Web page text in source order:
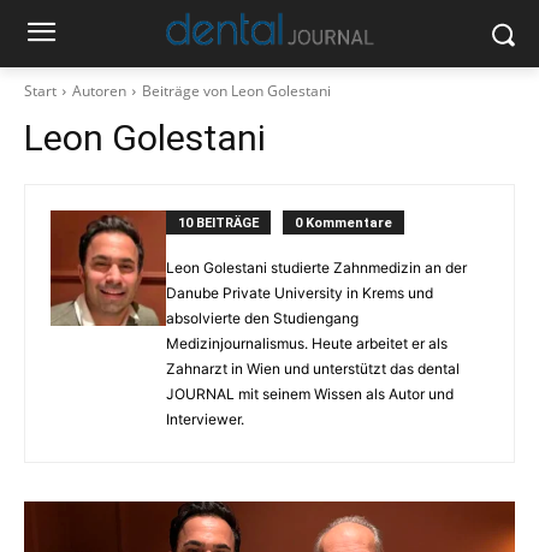
Start Autoren Beiträge von Leon Golestani
Leon Golestani
10 BEITRÄGE 0 Kommentare
Leon Golestani studierte Zahnmedizin an der
Danube Private University in Krems und
absolvierte den Studiengang
Medizinjournalismus. Heute arbeitet er als
Zahnarzt in Wien und unterstützt das dental
JOURNAL mit seinem Wissen als Autor und
Interviewer.